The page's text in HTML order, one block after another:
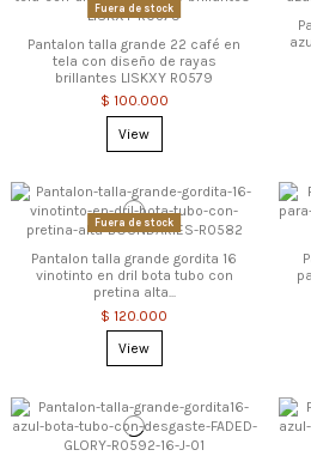
Fuera de stock
Pantalon talla grande 22 café en
tela con diseño de rayas
brillantes LISKXY R0579
$ 100.000
View
Fuera de stock
Pantalon talla grande gordita 16
vinotinto en dril bota tubo con
pretina alta...
$ 120.000
View